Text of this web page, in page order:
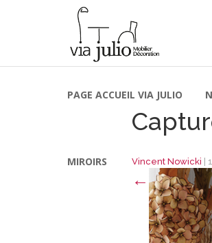
PAGE ACCUEIL VIA JULIO
MIROIRS Vincent Nowicki
←